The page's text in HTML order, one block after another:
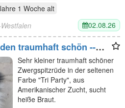
1 Woche alt
02.08.26
traumhaft schön --
Sehr kleiner traumhaft schöner
Zwergspitzrüde in der seltenen
Farbe "Tri Party", aus
Amerikanischer Zucht, sucht
heiße Braut.